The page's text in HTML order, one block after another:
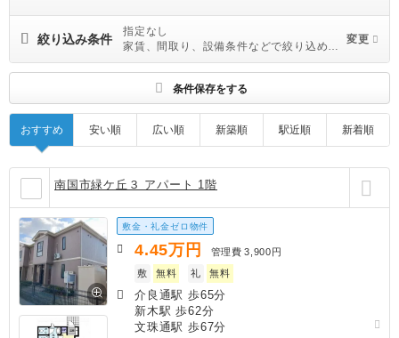
絞り込み条件
指定なし
家賃、間取り、設備条件などで絞り込めま
す
変更
条件保存をする
おすすめ 安い順 広い順 新築順 駅近順 新着順
南国市緑ケ丘３ アパート 1階
敷金・礼金ゼロ物件
4.45万円 管理費 3,900円
敷
無料 礼 無料
介良通駅 歩65分
新木駅 歩62分
文珠通駅 歩67分